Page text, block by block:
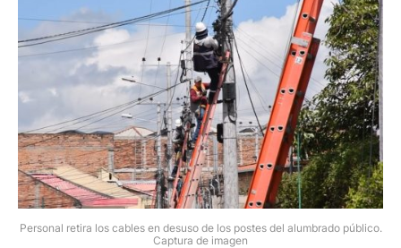
Personal retira los cables en desuso de los postes del alumbrado público.
Captura de imagen